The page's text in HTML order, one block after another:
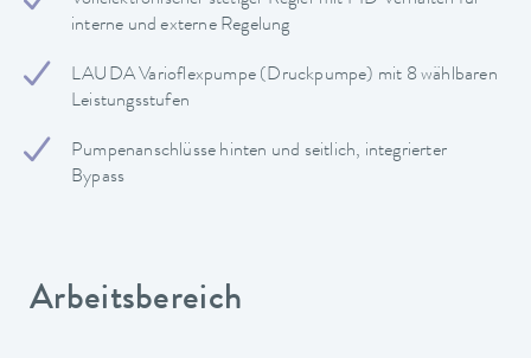
interne und externe Regelung
LAUDA Varioflexpumpe (Druckpumpe) mit 8 wählbaren
Leistungsstufen
Pumpenanschlüsse hinten und seitlich, integrierter
Bypass
Arbeitsbereich